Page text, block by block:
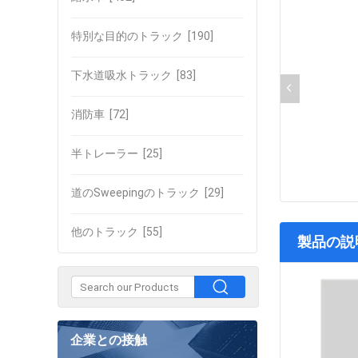
特別な目的のトラック [190]
下水道吸水トラック [83]
消防車 [72]
半トレーラー [25]
道のSweepingのトラック [29]
他のトラック [55]
企業との接触
製品の